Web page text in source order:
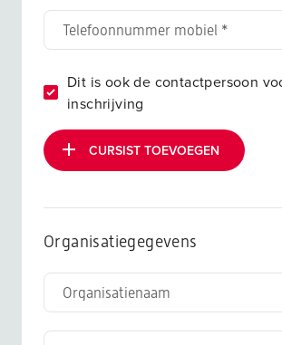
Dit is ook de contactpersoon
inschrijving
CURSIST TOEVOEGEN
Organisatiegegevens